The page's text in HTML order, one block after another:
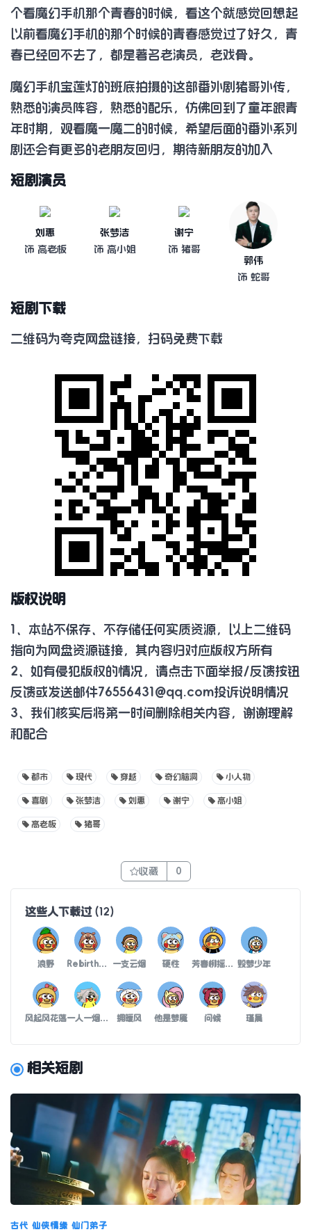
个看魔幻手机那个青春的时候，看这个就感觉回想起
以前看魔幻手机的那个时候的青春感觉过了好久，青
春已经回不去了，都是著名老演员，老戏骨。
魔幻手机宝莲灯的班底拍摄的这部番外剧猪哥外传，
熟悉的演员阵容，熟悉的配乐，仿佛回到了童年跟青
年时期，观看魔一魔二的时候，希望后面的番外系列
剧还会有更多的老朋友回归，期待新朋友的加入
短剧演员
刘惠
饰 高老板
张梦洁
饰 高小姐
谢宁
饰 猪哥
郭伟
饰 蛇哥
短剧下载
二维码为夸克网盘链接，扫码免费下载
版权说明
1、本站不保存、不存储任何实质资源，以上二维码
指向为网盘资源链接，其内容归对应版权方所有
2、如有侵犯版权的情况，请点击下面举报/反馈按钮
反馈或发送邮件76556431@qq.com投诉说明情况
3、我们核实后将第一时间删除相关内容，谢谢理解
和配合
都市 现代 穿越 奇幻脑洞 小人物
喜剧 张梦洁 刘惠 谢宁 高小姐
高老板 猪哥
收藏 0
这些人下载过(12)
浪野 Rebirth重生 一支云烟 硬性 芳春柳摇染花香 毁梦少年
风起风花落 一人一烟寂寞一夜 拥暖风 他是梦魇 问候 瑾晨
相关短剧
古代 仙侠情缘 仙门弟子